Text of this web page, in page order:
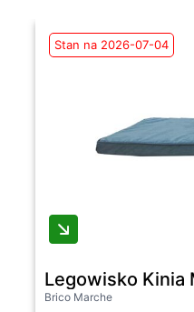
Stan na 2026-07-04
Legowisko Kinia
Brico Marche